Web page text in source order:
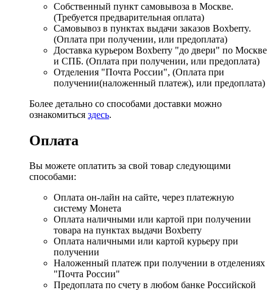
Собственный пункт самовывоза в Москве.
(Требуется предварительная оплата)
Самовывоз в пунктах выдачи заказов Boxberry.
(Оплата при получении, или предоплата)
Доставка курьером Boxberry "до двери" по Москве
и СПБ. (Оплата при получении, или предоплата)
Отделения "Почта России", (Оплата при
получении(наложенный платеж), или предоплата)
Более детально со способами доставки можно
ознакомиться здесь.
Оплата
Вы можете оплатить за свой товар следующими
способами:
Оплата он-лайн на сайте, через платежную
систему Монета
Оплата наличными или картой при получении
товара на пунктах выдачи Boxberry
Оплата наличными или картой курьеру при
получении
Наложенный платеж при получении в отделениях
"Почта России"
Предоплата по счету в любом банке Российской